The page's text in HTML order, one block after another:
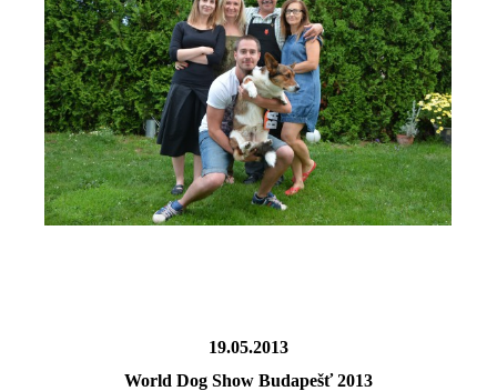
19.05.2013
World Dog Show Budapešť 2013